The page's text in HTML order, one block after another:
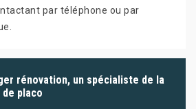
par téléphone ou par
rénovation, un spécialiste de la
placo